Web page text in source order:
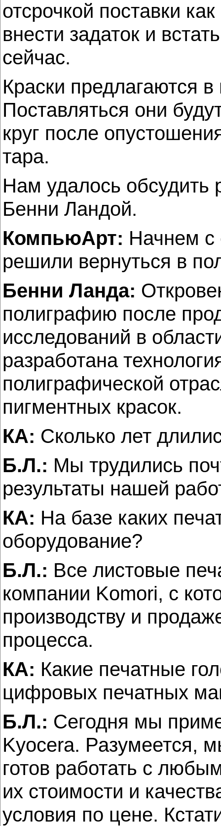
отсрочкой поставки
внести задаток и
сейчас.
Краски предлагаются
Поставляться они
круг после
тара.
Нам удалось обсудить
Бенни Ландой.
КомпьюАрт: Начнем с
решили вернуться в
Бенни Ланда:
полиграфию после
исследований в
разработана
полиграфической
пигментных красок.
КА: Сколько лет
Б.Л.: Мы трудились
результаты нашей
КА: На базе каких
оборудование?
Б.Л.: Все листовые
компании Komori, с
производству и
процесса.
КА: Какие печатные
цифровых печатных
Б.Л.: Сегодня мы
Kyocera. Разумеется,
готов работать с
их стоимости и
условия по цене.